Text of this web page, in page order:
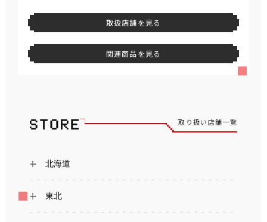
取扱店舗を見る
関連商品を見る
取り扱い店舗一覧
北海道
東北